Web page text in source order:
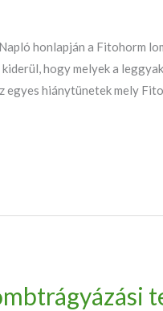
honlapján a Fitohorm
kiderül, hogy melyek a
egyes hiánytünetek mely